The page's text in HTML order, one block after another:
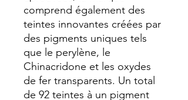
comprend également des
teintes innovantes créées par
des pigments uniques tels
que le perylène, le
Chinacridone et les oxydes
de fer transparents. Un total
de 92 teintes à un pigment